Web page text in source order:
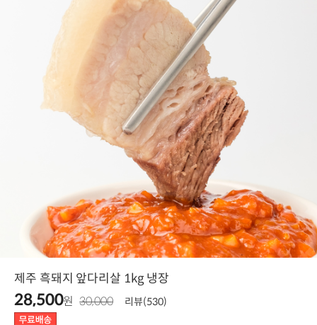
제주 흑돼지 앞다리살 1kg 냉장
28,500원 30,000 리뷰(530)